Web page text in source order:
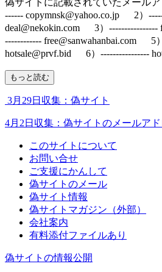
偽サイトに記載されていたメール
------ copymnsk@yahoo.co.jp 2）
deal@nekokin.com 3）
------------ free@sanwahanbai.com 5
hotsale@prvf.bid 6）----------------
もっと読む
3月29日収集：偽サイト
4月2日収集：偽サイトのメールアド
このサイトについて
お問い合せ
ご支援にかんして
偽サイトのメール
偽サイト情報
偽サイトマガジン（外部）
会社案内
有料添付ファイルあり
偽サイトの情報公開